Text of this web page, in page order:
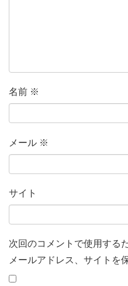
名前 ※
メール ※
サイト
次回のコメントで使用する
メールアドレス、サイトを